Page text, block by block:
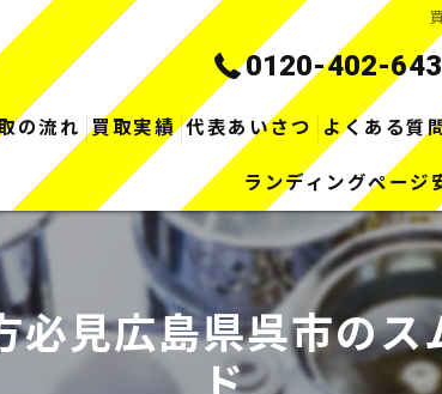
0120-402-643
の流れ 買取実績 代表あいさつ よくある質問
ランディングページ
必見広島県呉市の